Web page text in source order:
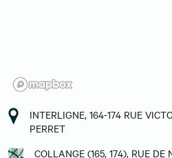
INTERLIGNE, 164-174 RUE
PERRET
COLLANGE (165, 174), RUE